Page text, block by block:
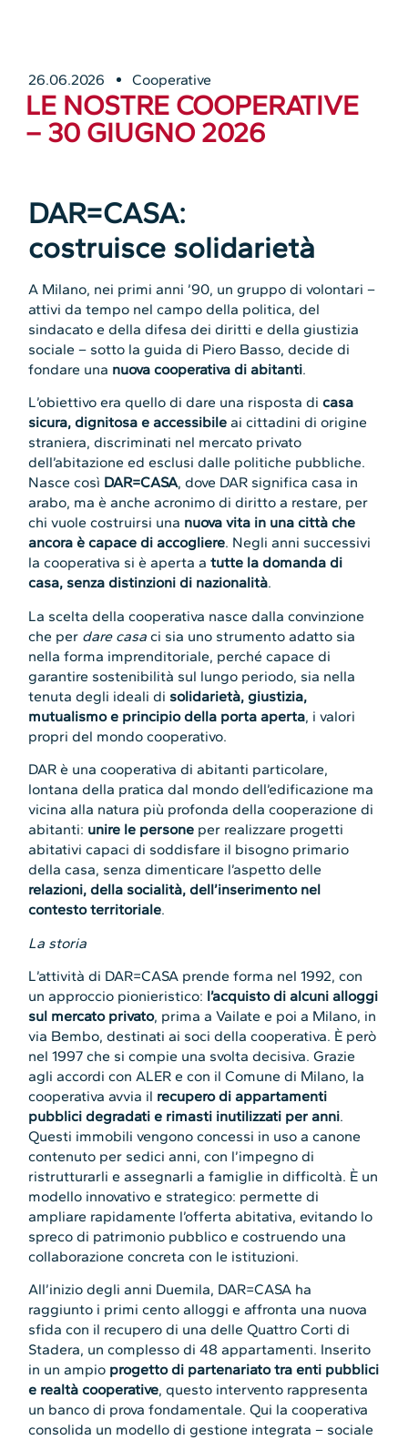
26.06.2026 Cooperative
LE NOSTRE COOPERATIVE
– 30 GIUGNO 2026
DAR=CASA:
costruisce solidarietà
A Milano, nei primi anni ’90, un gruppo di volontari –
attivi da tempo nel campo della politica, del
sindacato e della difesa dei diritti e della giustizia
sociale – sotto la guida di Piero Basso, decide di
fondare una nuova cooperativa di abitanti.
L’obiettivo era quello di dare una risposta dicasa
sicura, dignitosa e accessibileai cittadini di origine
straniera, discriminati nel mercato privato
dell’abitazione ed esclusi dalle politiche pubbliche.
Nasce così DAR=CASA, dove DAR significa casa in
arabo, ma è anche acronimo di diritto a restare, per
chi vuole costruirsi una nuova vita in una città che
ancora è capace di accogliere. Negli anni successivi
la cooperativa si è aperta atutte la domanda di
casa, senza distinzioni di nazionalità.
La scelta della cooperativa nasce dalla convinzione
che per dare casa ci sia uno strumento adatto sia
nella forma imprenditoriale, perché capace di
garantire sostenibilità sul lungo periodo, sia nella
tenuta degli ideali di solidarietà, giustizia,
mutualismo e principio della porta aperta, i valori
propri del mondo cooperativo.
DAR è una cooperativa di abitanti particolare,
lontana della pratica dal mondo dell’edificazione ma
vicina alla natura più profonda della cooperazione di
abitanti: unire le persone per realizzare progetti
abitativi capaci di soddisfare il bisogno primario
della casa, senza dimenticare l’aspetto delle
relazioni, della socialità, dell’inserimento nel
contesto territoriale.
La storia
L’attività di DAR=CASA prende forma nel 1992, con
un approccio pionieristico: l’acquisto di alcuni alloggi
sul mercato privato, prima a Vailate e poi a Milano, in
via Bembo, destinati ai soci della cooperativa. È però
nel 1997 che si compie una svolta decisiva. Grazie
agli accordi con ALER e con il Comune di Milano, la
cooperativa avvia il recupero di appartamenti
pubblici degradati e rimasti inutilizzati per anni.
Questi immobili vengono concessi in uso a canone
contenuto per sedici anni, con l’impegno di
ristrutturarli e assegnarli a famiglie in difficoltà. È un
modello innovativo e strategico: permette di
ampliare rapidamente l’offerta abitativa, evitando lo
spreco di patrimonio pubblico e costruendo una
collaborazione concreta con le istituzioni.
All’inizio degli anni Duemila, DAR=CASA ha
raggiunto i primi cento alloggi e affronta una nuova
sfida con il recupero di una delle Quattro Corti di
Stadera, un complesso di 48 appartamenti. Inserito
in un ampio progetto di partenariato tra enti pubblici
e realtà cooperative, questo intervento rappresenta
un banco di prova fondamentale. Qui la cooperativa
consolida un modello di gestione integrata – sociale